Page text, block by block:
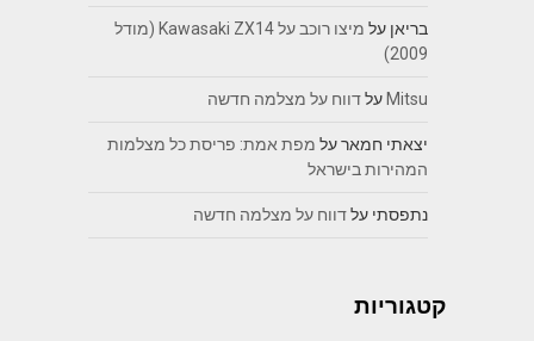
בריאן על
מיצו רוכב על Kawasaki ZX14 (מודל
2009)
Mitsu עלדווח על מצלמה חדשה
יצאתי חמארעל מפת אמת: פריסת כל מצלמות
המהירות בישראל
נתפסתי עלדווח על מצלמה חדשה
קטגוריות